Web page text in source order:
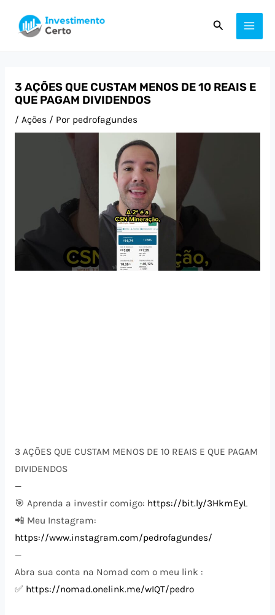
para
Pesquisar
3 AÇÕES QUE CUSTAM MENOS DE 10 REAIS E
QUE PAGAM DIVIDENDOS
/ Ações/ Por pedrofagundes
3 AÇÕES QUE CUSTAM MENOS DE 10 REAIS E QUE PAGAM
DIVIDENDOS
—
🎯 Aprenda a investir comigo: https://bit.ly/3HkmEyL
📲 Meu Instagram:
https://www.instagram.com/pedrofagundes/
—
Abra sua conta na Nomad com o meu link :
✅ https://nomad.onelink.me/wIQT/pedro
navigation